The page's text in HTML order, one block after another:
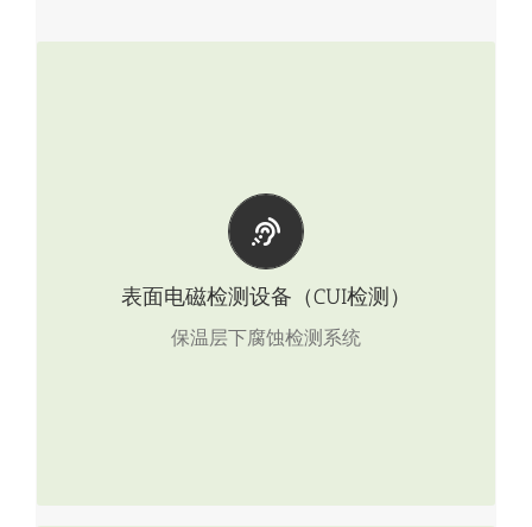
表面电磁检测设备（CUI检测）
保温层下腐蚀检测系统
表面电磁检测设备（CUI检测）
Scout系统能在不拆保温层的情况下，直接进行随
机腐蚀检测，节省大量时间与金钱。
点击查看产品详情